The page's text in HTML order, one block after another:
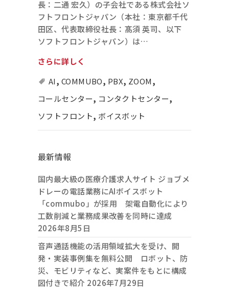
長：二通 宏久）の子会社である株式会社ソ
フトフロントジャパン（本社：東京都千代
田区、代表取締役社長：髙須 英司、以下
ソフトフロントジャパン）は…
さらに詳しく
AI, COMMUBO, PBX, ZOOM,
コールセンター, コンタクトセンター,
ソフトフロント, ボイスボット
最新情報
国内最大級の医療介護求人サイト ジョブメ
ドレーの電話業務にAIボイスボット
「commubo」が採用 架電自動化により
工数削減と業務成果改善を同時に達成
2026年8月5日
音声通話機能の活用領域拡大を受け、開
発・実装事例集を無料公開 ロボット、防
災、モビリティなど、実案件をもとに構成
図付きで紹介 2026年7月29日